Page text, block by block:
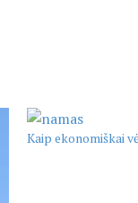
Kaip ekonomiškai